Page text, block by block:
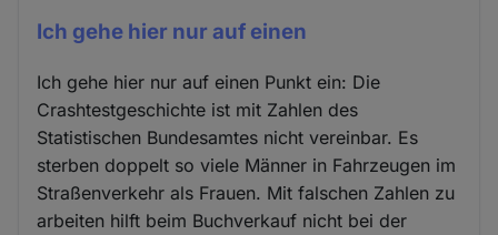
Ich gehe hier nur auf einen
Ich gehe hier nur auf einen Punkt ein: Die
Crashtestgeschichte ist mit Zahlen des
Statistischen Bundesamtes nicht vereinbar. Es
sterben doppelt so viele Männer in Fahrzeugen im
Straßenverkehr als Frauen. Mit falschen Zahlen zu
arbeiten hilft beim Buchverkauf nicht bei der